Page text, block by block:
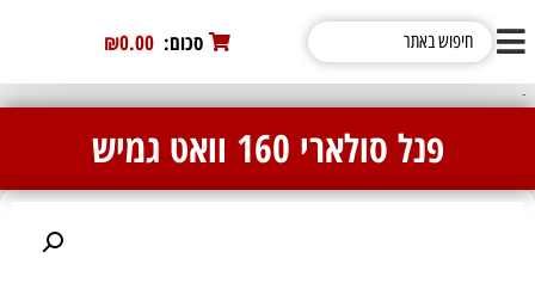
סכום: ₪0.00
פנל סולארי 160 וואט גמיש